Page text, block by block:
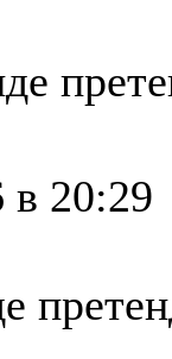
в 20:29